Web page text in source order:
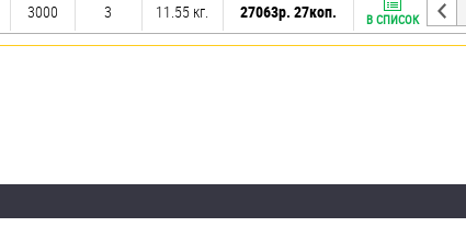
3000 3 11.55 кг. 27063р. 27коп. В СПИСОК